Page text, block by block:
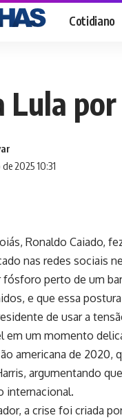
Cotidiano
Lula
2025 10:31
Ronaldo Caiado,
nas redes sociais
fósforo perto de um
e que essa
de usar a
em um momento
americana de
argumentando
internacional.
a crise foi criada